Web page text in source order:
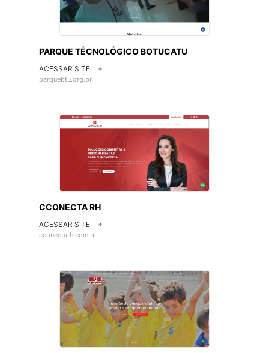
PARQUE TÉCNOLÓGICO BOTUCATU
ACESSAR SITE 
parquebtu.org.br
CCONECTA RH
ACESSAR SITE 
cconectarh.com.br